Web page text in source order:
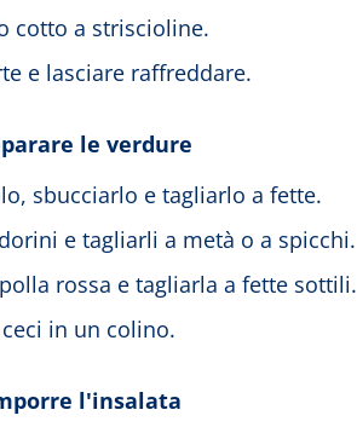
cotto a striscioline.
e lasciare raffreddare.
le verdure
sbucciarlo e tagliarlo a fette.
e tagliarli a metà o a spicchi.
rossa e tagliarla a fette sottili.
in un colino.
l'insalata